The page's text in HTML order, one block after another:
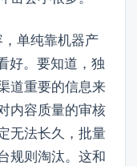
单纯靠机器产
好。要知道，独
道重要的信息来
内容质量的审核
无法长久，批量
规则淘汰。这和